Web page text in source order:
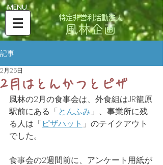
​MENU
特定非営利活動法人
風林企画
記事
2月はとんかつとピザ
2月25日
風林の2月の食事会は、外食組はJR籠原
駅前にある「とんふみ 」、事業所に残
る人は「ピザハット 」のテイクアウト
でした。
食事会の2週間前に、アンケート用紙が